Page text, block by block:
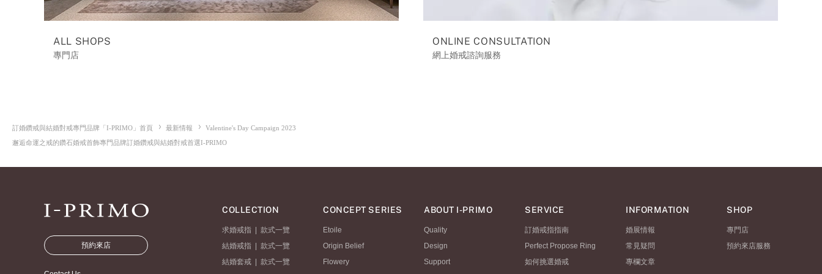
ALL SHOPS
專門店
ONLINE CONSULTATION
網上婚戒諮詢服務
訂婚鑽戒與結婚對戒專門品牌「I-PRIMO」首頁 最新情報
Valentine's Day Campaign 2023
邂逅命運之戒的鑽石婚戒首飾專門品牌訂婚鑽戒與結婚對戒首選I-PRIMO
預約來店
COLLECTION
求婚戒指 | 款式一覽
結婚戒指 | 款式一覽
結婚套戒 | 款式一覽
CONCEPT SERIES
Etoile
Origin Belief
Flowery
ABOUT I-PRIMO
Quality
Design
Support
SERVICE
訂婚戒指指南
Perfect Propose Ring
如何挑選婚戒
INFORMATION
婚展情報
常見疑問
專欄文章
SHOP
專門店
預約來店服務